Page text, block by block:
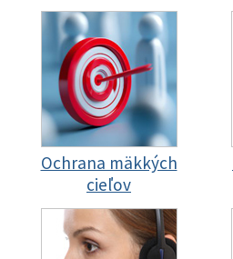
Ochrana mäkkých
cieľov